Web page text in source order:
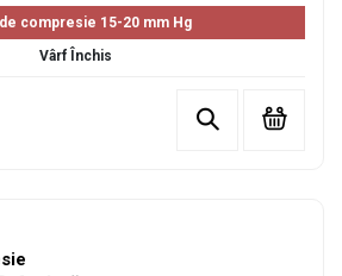
compresie 15-20 mm Hg
Vârf Închis